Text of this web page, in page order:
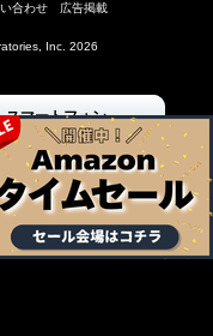
合わせ 広告掲載
Inc. 2026
スマートフォン